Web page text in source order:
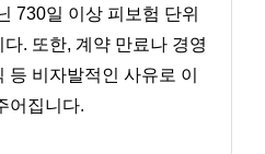
730일 이상 피보험 단위
. 또한, 계약 만료나 경영
등 비자발적인 사유로 이
어집니다.